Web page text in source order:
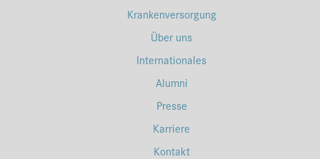
Krankenversorgung
Über uns
Internationales
Alumni
Presse
Karriere
Kontakt